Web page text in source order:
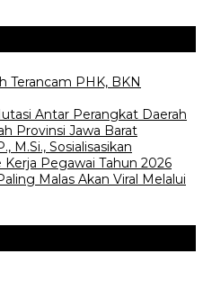
Terancam PHK, BKN
Antar Perangkat Daerah
Provinsi Jawa Barat
M.Si., Sosialisasikan
Pegawai Tahun 2026
Malas Akan Viral Melalui